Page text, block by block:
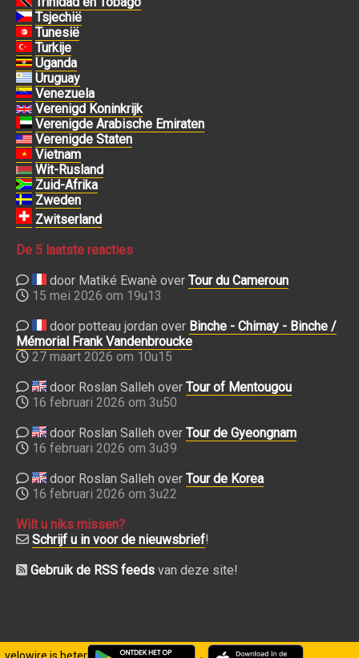
Tsjechië
Tunesië
Turkije
Uganda
Uruguay
Venezuela
Verenigd Koninkrijk
Verenigde Arabische Emiraten
Verenigde Staten
Vietnam
Wit-Rusland
Zuid-Afrika
Zweden
Zwitserland
De 5 laatste reacties
door Matiké Ewanè over Tour du Cameroun
15 mei 2026 om 19u13
door potteau jordan over Binche - Chimay - Binche /
Mémorial Frank Vandenbroucke
27 maart 2026 om 10u15
door Roslan Salleh over Tour of Mentougou
16 februari 2026 om 3u50
door Roslan Salleh over Tour de Gyeongnam
16 februari 2026 om 3u39
door Roslan Salleh over Tour de Korea
16 februari 2026 om 3u22
Wilt u niks missen?
Schrijf u in voor de nieuwsbrief!
Gebruik de RSS feeds van deze site!